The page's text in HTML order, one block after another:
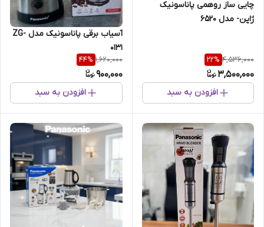
چایی ساز روهمی پاناسونیک
ژاپن- مدل 6520
4,536,000
22%
3,500,000
افزودن به سبد
آسیاب برقی پاناسونیک مدل ZG-
0131
1,620,000
44%
900,000
افزودن به سبد